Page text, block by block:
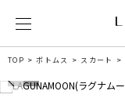
TOP ボトムス スカート